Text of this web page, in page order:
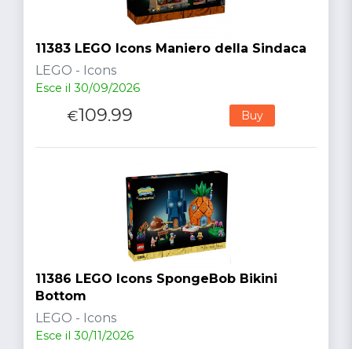
11383 LEGO Icons Maniero della Sindaca
LEGO - Icons
Esce il 30/09/2026
€109.99 Buy
11386 LEGO Icons SpongeBob Bikini
Bottom
LEGO - Icons
Esce il 30/11/2026